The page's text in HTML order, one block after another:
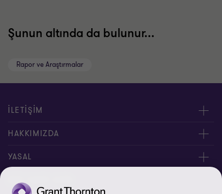
Şunun altında da bulunur...
Rapor ve Araştırmalar
İLETİŞİM
Yöneticilerimiz
Bizimle İletişime Geçin
HAKKIMIZDA
Hakkımızda
YASAL
Kişisel Verilerin Korunması Kanunu
BIZI TAKIP EDIN